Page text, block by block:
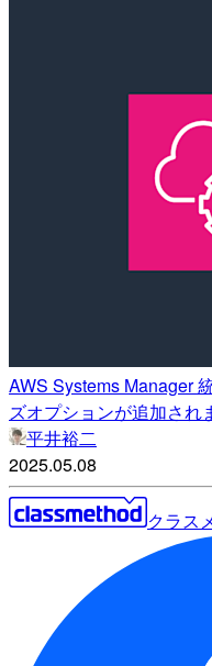
AWS Systems Manager
ズオプションが追加され
平井裕二
2025.05.08
クラス